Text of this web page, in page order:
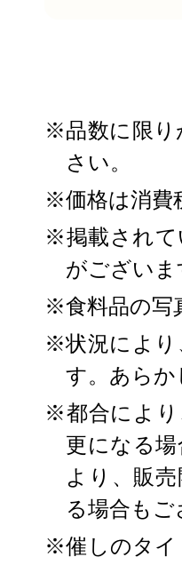
※品数に限り
さい。
※価格は消費
※掲載されて
がござい
※食料品の写
※状況により
す。あらか
※都合により
更になる
より、販
る場合もご
※催しのタイ